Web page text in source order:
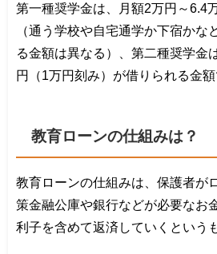
第一種奨学金は、月額2万円～6.4
（通う学校や自宅通学か下宿かな
る金額は異なる）、第二種奨学金
円（1万円刻み）が借りられる金額
教育ローンの仕組みは？
教育ローンの仕組みは、保護者が
策金融公庫や銀行などが必要なお
利子を含めて返済していくという